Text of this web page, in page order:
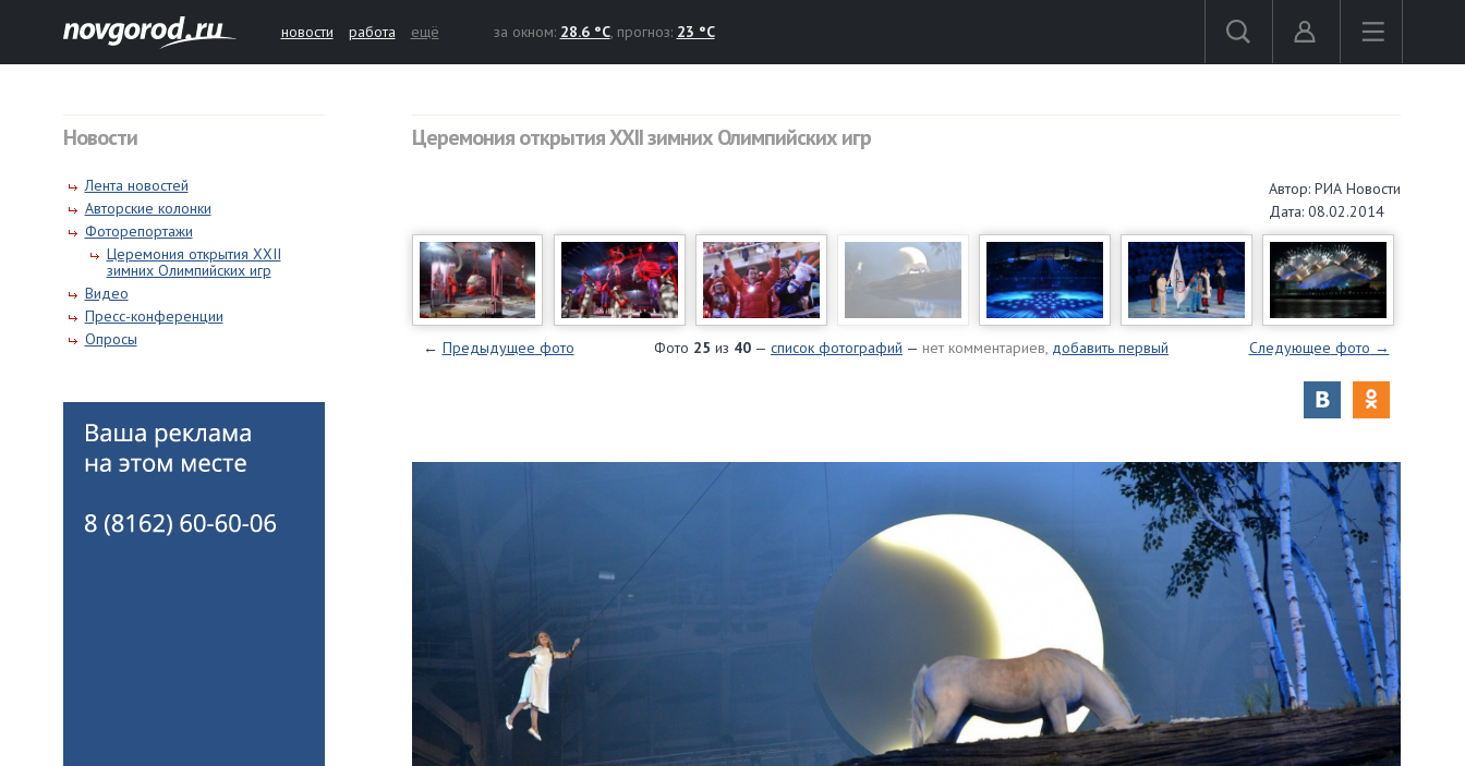
новости работа ещё за окном: 28.6 °C, прогноз: 23 °C
Новости
Лента новостей
Авторские колонки
Фоторепортажи
Церемония открытия XXII
зимних Олимпийских игр
Видео
Пресс-конференции
Опросы
Церемония открытия XXII зимних Олимпийских игр
Автор: РИА Новости
Дата: 08.02.2014
Фото 25 из 40 — список фотографий — нет комментариев, добавить первый Следующее фото →
← Предыдущее фото